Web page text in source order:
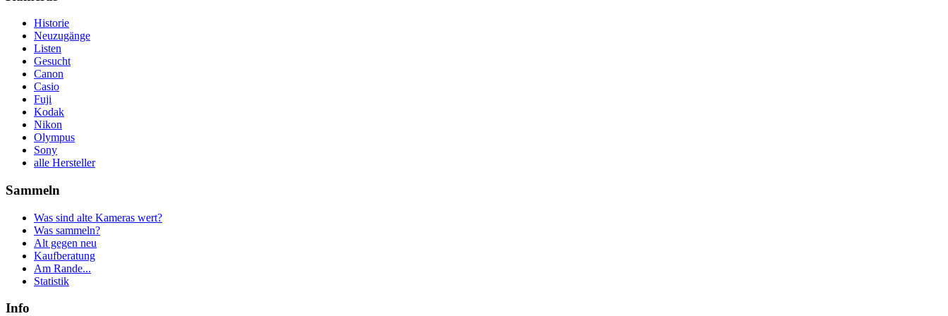
Historie
Neuzugänge
Listen
Gesucht
Canon
Casio
Fuji
Kodak
Nikon
Olympus
Sony
alle Hersteller
Sammeln
Was sind alte Kameras wert?
Was sammeln?
Alt gegen neu
Kaufberatung
Am Rande...
Statistik
Info